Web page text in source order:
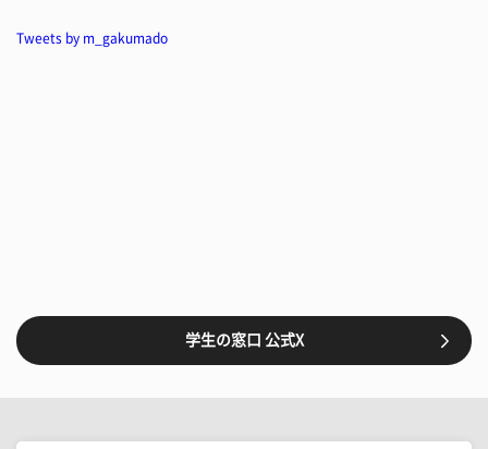
Tweets by m_gakumado
学生の窓口 公式X